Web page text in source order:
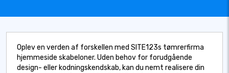
Oplev en verden af forskellen med SITE123s tømrerfirma
hjemmeside skabeloner. Uden behov for forudgående
design- eller kodningskendskab, kan du nemt realisere din